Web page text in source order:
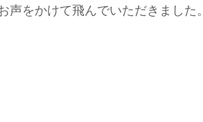
声をかけて飛んでいただきました。